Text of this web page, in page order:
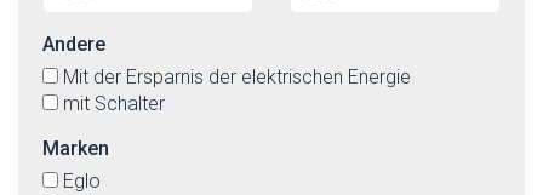
Andere
Mit der Ersparnis der elektrischen Energie
mit Schalter
Marken
Eglo